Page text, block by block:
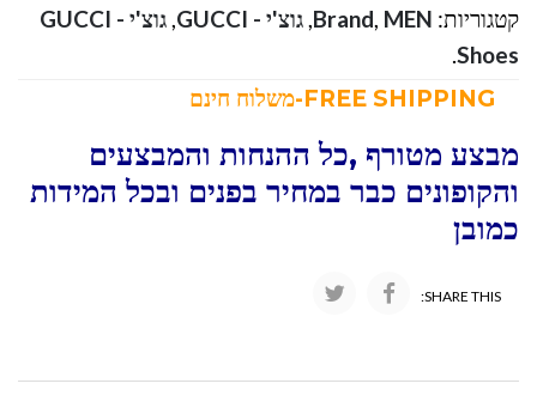
קטגוריות:
Brand, MEN
,גוצ'י - GUCCI ,
גוצ'י - GUCCI
Shoes
.
מבצע מטורף ,כל ההנחות והמבצעים
והקופונים כבר במחיר בפנים ובכל המידות
כמובן
SHARE THIS: